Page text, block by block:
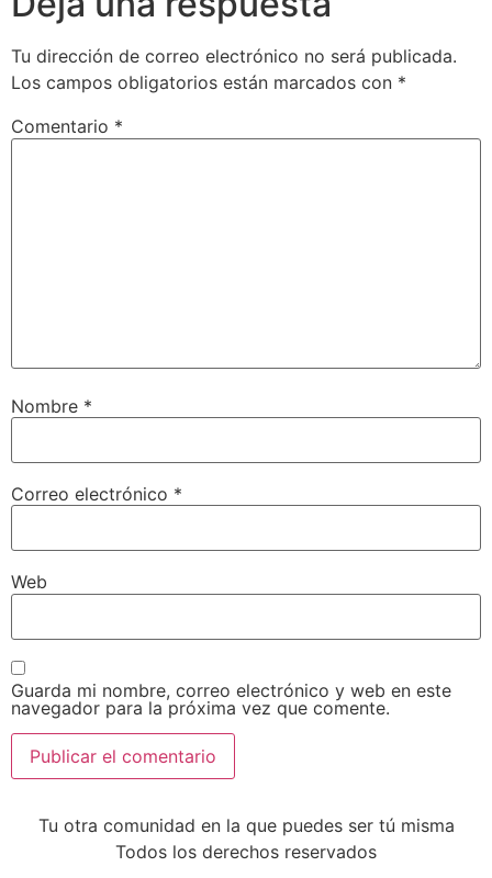
Tu dirección de correo electrónico no será publicada.
Los campos obligatorios están marcados con *
Comentario *
Nombre *
Correo electrónico *
Web
Guarda mi nombre, correo electrónico y web en este
navegador para la próxima vez que comente.
Tu otra comunidad en la que puedes ser tú misma
Todos los derechos reservados